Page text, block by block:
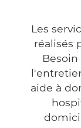
Les
réalisés
aide à